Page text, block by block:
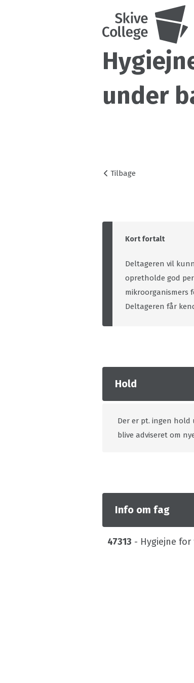
under
Tilbage
Kort fortalt
Deltageren vil
opretholde god
mikroorganismers
Deltageren får
Hold
Der er pt. ingen
blive adviseret om
Info om fag
47313 - Hygiejne